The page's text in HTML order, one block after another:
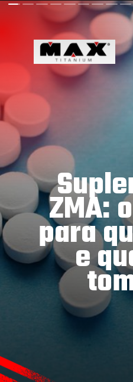
ZMA:
para
e